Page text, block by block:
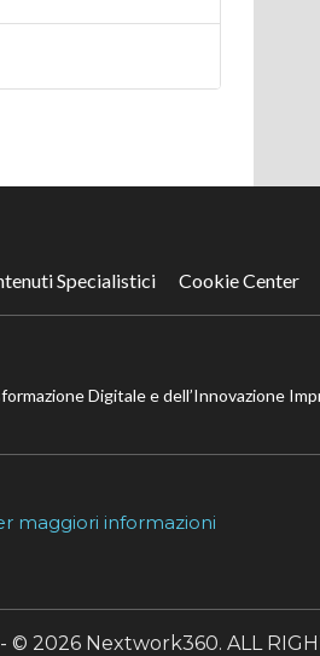
Specialistici Cookie Center
Digitale e dell’Innovazione
maggiori informazioni
2026 Nextwork360. ALL